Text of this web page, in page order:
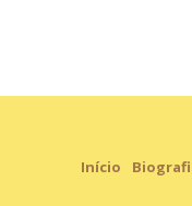
Início